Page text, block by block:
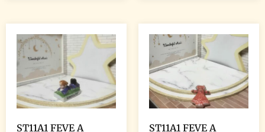
ST11A1 FEVE A
ST11A1 FEVE A